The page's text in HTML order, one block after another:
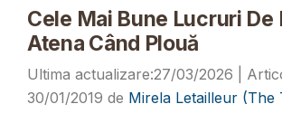
Cele Mai Bune Lucruri De
Atena Când Plouă
27/03/2026
30/01/2019 de Mirela Letailleur (The